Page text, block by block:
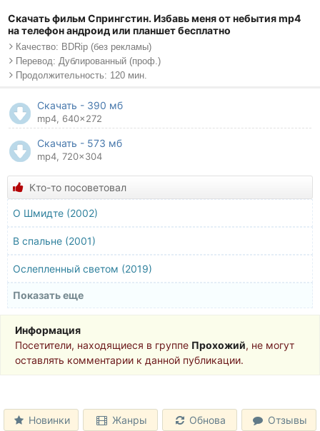
Скачать фильм Спрингстин. Избавь меня от небытия mp4
на телефон андроид или планшет бесплатно
Качество: BDRip (без рекламы)
Перевод: Дублированный (проф.)
Продолжительность: 120 мин.
Скачать - 390 мб
mp4, 640x272
Скачать - 573 мб
mp4, 720x304
Кто-то посоветовал
О Шмидте (2002)
В спальне (2001)
Ослепленный светом (2019)
Субурра: Город мафии (2015)
Музыкальный альбом (2019)
Отпетые друзья: Все как один (2022)
Показать еще
Информация
Посетители, находящиеся в группе Прохожий, не могут
оставлять комментарии к данной публикации.
Новинки Жанры Обнова Отзывы